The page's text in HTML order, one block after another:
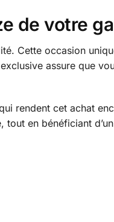
de votre
Cette occasion
assure que
rendent cet achat
tout en bénéficiant